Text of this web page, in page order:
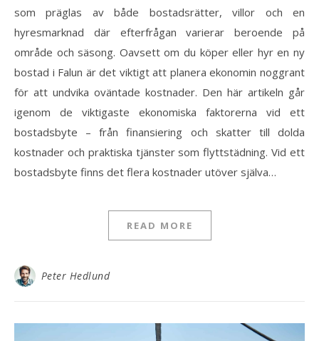
som präglas av både bostadsrätter, villor och en
hyresmarknad där efterfrågan varierar beroende på
område och säsong. Oavsett om du köper eller hyr en ny
bostad i Falun är det viktigt att planera ekonomin noggrant
för att undvika oväntade kostnader. Den här artikeln går
igenom de viktigaste ekonomiska faktorerna vid ett
bostadsbyte – från finansiering och skatter till dolda
kostnader och praktiska tjänster som flyttstädning. Vid ett
bostadsbyte finns det flera kostnader utöver själva…
READ MORE
Peter Hedlund